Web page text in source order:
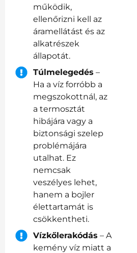
működik,
ellenőrizni kell az
áramellátást és az
alkatrészek
állapotát.
Túlmelegedés –
Ha a víz forróbb a
megszokottnál, az
a termosztát
hibájára vagy a
biztonsági szelep
problémájára
utalhat. Ez
nemcsak
veszélyes lehet,
hanem a bojler
élettartamát is
csökkentheti.
Vízkőlerakódás – A
kemény víz miatt a